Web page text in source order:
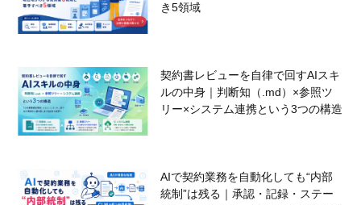
き5領域
契約書レビューを自律で回すAIスキ
ルの中身｜判断知（.md）×参照ツ
リー×システム連携という3つの構造
AIで契約業務を自動化しても“内部
統制”は残る｜承認・記録・ステー